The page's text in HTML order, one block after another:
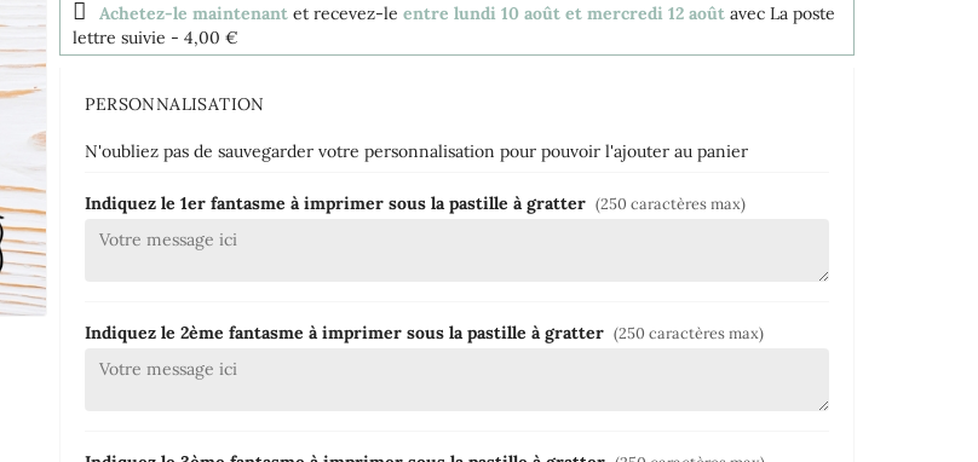
Achetez-le maintenant et recevez-leentre lundi 10 août et mercredi 12 août avec La poste
lettre suivie - 4,00 €
PERSONNALISATION
N'oubliez pas de sauvegarder votre personnalisation pour pouvoir l'ajouter au panier
Indiquez le 1er fantasme à imprimer sous la pastille à gratter (250 caractères max)
Indiquez le 2ème fantasme à imprimer sous la pastille à gratter (250 caractères max)